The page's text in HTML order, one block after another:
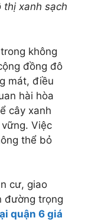
thị xanh sạch
không
đồng đô
mát, điều
hài hòa
cây xanh
Việc
thể bỏ
cư, giao
đường trọng
quận 6 giá